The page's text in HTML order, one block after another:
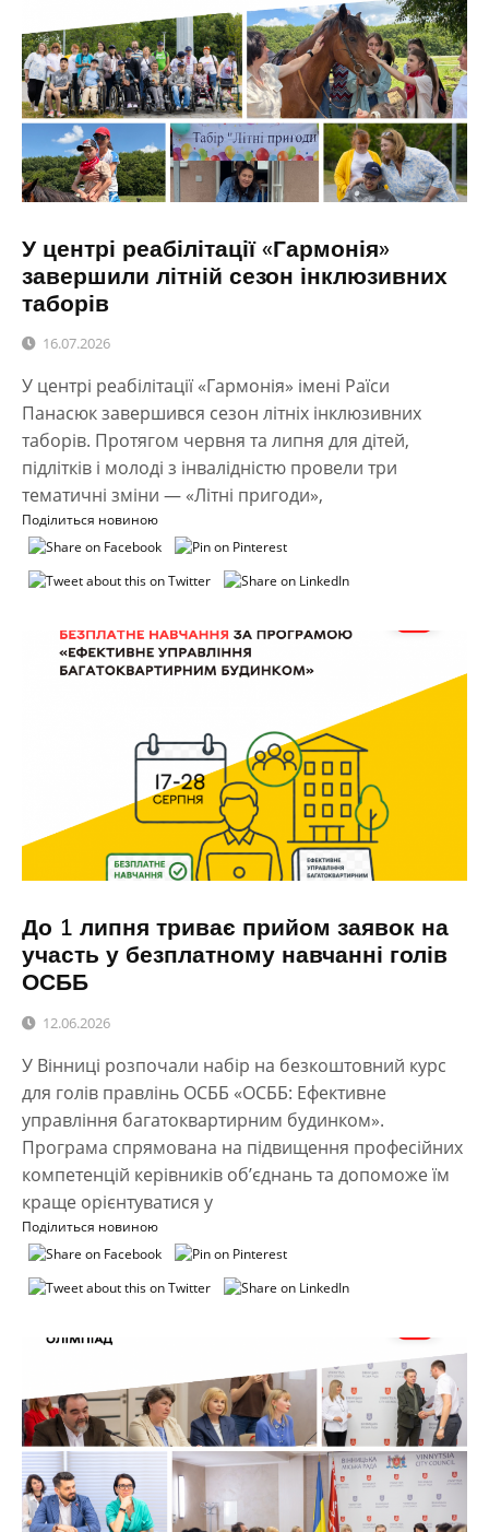
У центрі реабілітації «Гармонія»
завершили літній сезон інклюзивних
таборів
16.07.2026
У центрі реабілітації «Гармонія» імені Раїси
Панасюк завершився сезон літніх інклюзивних
таборів. Протягом червня та липня для дітей,
підлітків і молоді з інвалідністю провели три
тематичні зміни — «Літні пригоди»,
Поділиться новиною
До 1 липня триває прийом заявок на
участь у безплатному навчанні голів
ОСББ
12.06.2026
У Вінниці розпочали набір на безкоштовний курс
для голів правлінь ОСББ «ОСББ: Ефективне
управління багатоквартирним будинком».
Програма спрямована на підвищення професійних
компетенцій керівників об’єднань та допоможе їм
краще орієнтуватися у
Поділиться новиною